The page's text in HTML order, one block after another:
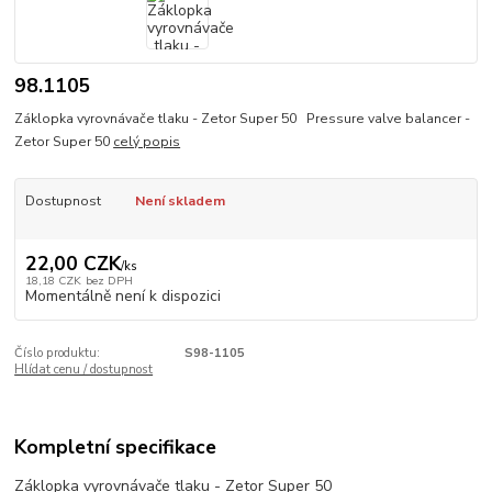
98.1105
Záklopka vyrovnávače tlaku - Zetor Super 50 Pressure valve balancer -
Zetor Super 50 celý popis
Dostupnost Není skladem
22,00 CZK/ks
18,18 CZK bez DPH
Momentálně není k dispozici
Číslo produktu:
S98-1105
Hlídat cenu / dostupnost
Kompletní specifikace
Záklopka vyrovnávače tlaku - Zetor Super 50